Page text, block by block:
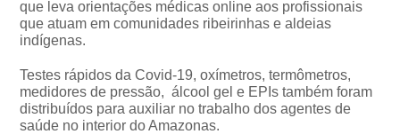
que leva orientações médicas online aos profissionais
que atuam em comunidades ribeirinhas e aldeias
indígenas.
Testes rápidos da Covid-19, oxímetros, termômetros,
medidores de pressão, álcool gel e EPIs também foram
distribuídos para auxiliar no trabalho dos agentes de
saúde no interior do Amazonas.